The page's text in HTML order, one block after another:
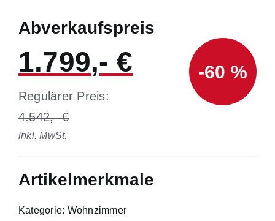
Abverkaufspreis
1.799
Regulärer Preis:
4.542
inkl. MwSt.
-60 %
Artikelmerkmale
Kategorie: Wohnzimmer